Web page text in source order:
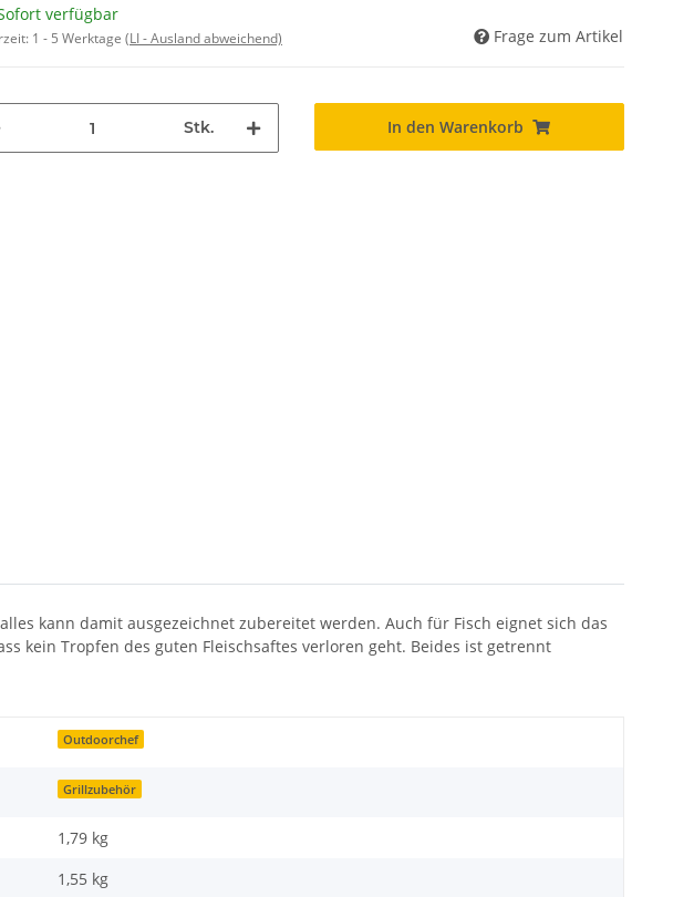
verfügbar
1 - 5 Werktage (LI - Ausland abweichend) Frage zum Artikel
Stk. In den Warenkorb
kann damit ausgezeichnet zubereitet werden. Auch für Fisch eignet sich das
kein Tropfen des guten Fleischsaftes verloren geht. Beides ist getrennt
Outdoorchef
Grillzubehör
1,79 kg
1,55 kg